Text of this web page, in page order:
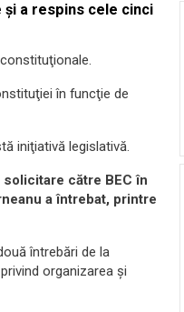
a respins cele cinci
în funcţie de
iniţiativă legislativă.
către BEC în
a întrebat, printre
întrebări de la
organizarea şi